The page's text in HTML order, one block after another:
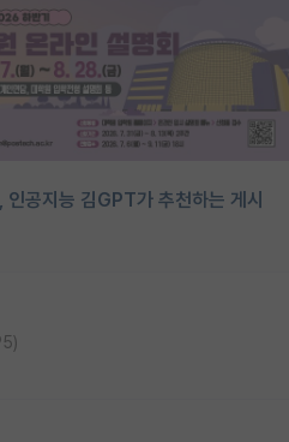
인공지능 김GPT가 추천하는 게시